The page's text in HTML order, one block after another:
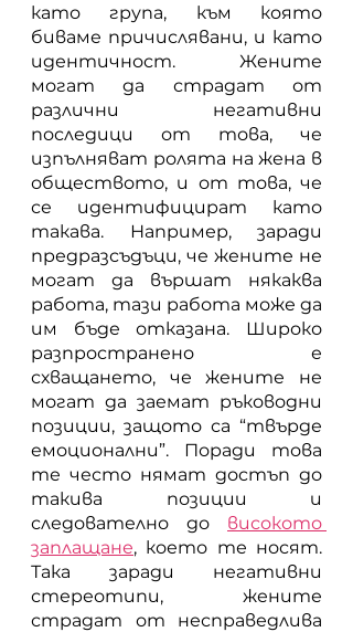
като група, към която
биваме причислявани, и като
идентичност. Жените
могат да страдат от
различни негативни
последици от това, че
изпълняват ролята на жена в
обществото, и от това, че
се идентифицират като
такава. Например, заради
предразсъдъци, че жените не
могат да вършат някаква
работа, тази работа може да
им бъде отказана. Широко
разпространено е
схващането, че жените не
могат да заемат ръководни
позиции, защото са “твърде
емоционални”. Поради това
те често нямат достъп до
такива позиции и
следователно до високото
заплащане, което те носят.
Така заради негативни
стереотипи, жените
страдат от несправедлива